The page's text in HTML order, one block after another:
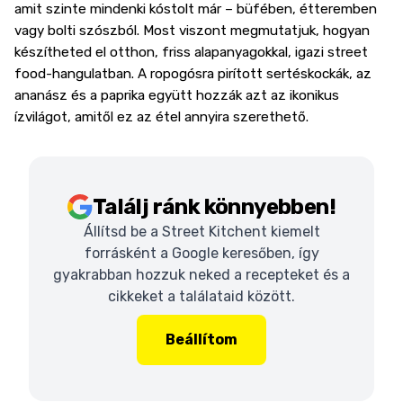
amit szinte mindenki kóstolt már – büfében, étteremben
vagy bolti szószból. Most viszont megmutatjuk, hogyan
készítheted el otthon, friss alapanyagokkal, igazi street
food-hangulatban. A ropogósra pirított sertéskockák, az
ananász és a paprika együtt hozzák azt az ikonikus
ízvilágot, amitől ez az étel annyira szerethető.
Találj ránk könnyebben!
Állítsd be a Street Kitchent kiemelt
forrásként a Google keresőben, így
gyakrabban hozzuk neked a recepteket és a
cikkeket a találataid között.
Beállítom